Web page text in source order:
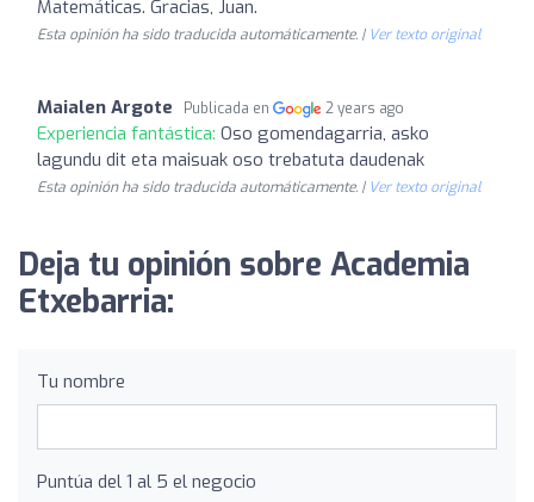
Matemáticas. Gracias, Juan.
Esta opinión ha sido traducida automáticamente. | Ver texto original
Maialen Argote Publicada en 2 years ago
Experiencia fantástica: Oso gomendagarria, asko
lagundu dit eta maisuak oso trebatuta daudenak
Esta opinión ha sido traducida automáticamente. | Ver texto original
Deja tu opinión sobre Academia
Etxebarria:
Tu nombre
Puntúa del 1 al 5 el negocio